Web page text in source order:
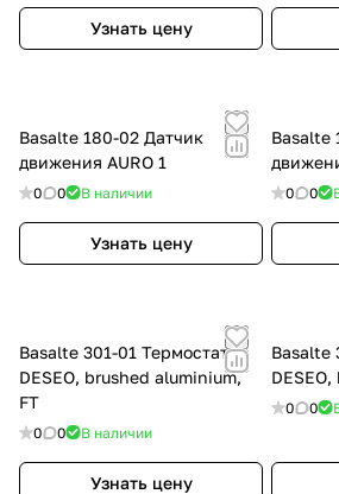
Узнать цену
Basalte 180-02 Датчик
движения AURO 1
0 0 В наличии
Узнать цену
Basalte
0 0
Basalte 301-01 Термостат
DESEO, brushed aluminium,
FT
0 0 В наличии
Узнать цену
Basalte
0 0